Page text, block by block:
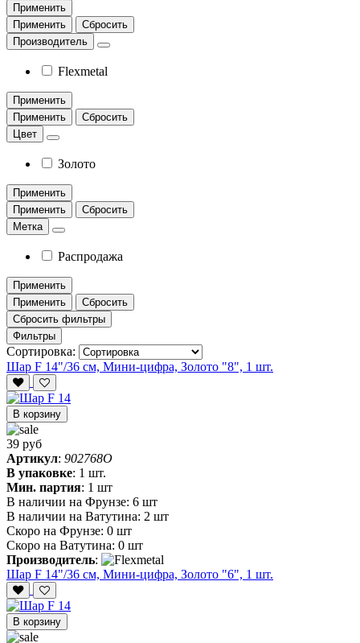
Применить
Применить
Сбросить
Производитель
Flexmetal
Применить
Применить
Сбросить
Цвет
Золото
Применить
Применить
Сбросить
Метка
Распродажа
Применить
Применить
Сбросить
Сбросить фильтры
Фильтры
Сортировка:
Шар F 14"/36 см, Мини-цифра, Золото "8", 1 шт.
В корзину
39 руб
Артикул: 902768O
В упаковке: 1 шт.
Мин. партия: 1 шт
В наличии на Фрунзе: 6 шт
В наличии на Ватутина: 2 шт
Скоро на Фрунзе: 0 шт
Скоро на Ватутина: 0 шт
Производитель:
Шар F 14"/36 см, Мини-цифра, Золото "6", 1 шт.
В корзину